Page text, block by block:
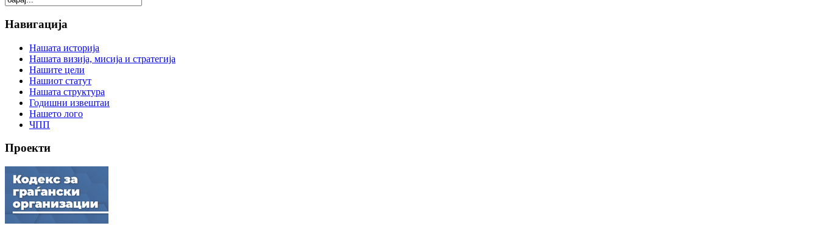
Навигација
Нашата историја
Нашата визија, мисија и стратегија
Нашите цели
Нашиот статут
Нашата структура
Годишни извештаи
Нашето лого
ЧПП
Проекти